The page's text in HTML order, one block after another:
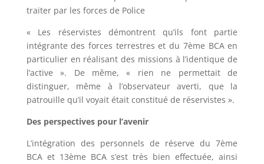
traiter par les forces de Police
« Les réservistes démontrent qu’ils font partie
intégrante des forces terrestres et du 7ème BCA en
particulier en réalisant des missions à l’identique de
l’active ». De même, « rien ne permettait de
distinguer, même à l’observateur averti, que la
patrouille qu’il voyait était constitué de réservistes ».
Des perspectives pour l’avenir
L’intégration des personnels de réserve du 7ème
BCA et 13ème BCA s’est très bien effectuée, ainsi